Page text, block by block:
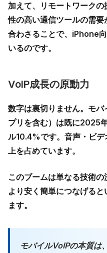
加えて、リモートワーク
性の高い通信ツールの需
合わさることで、 iPhone
いるのです。
VoIP成長の原動力
数字は裏切りません。モ
プリを含む）は既に2025
ル10.4%です。音声・ビ
上を占めています。
このブームは単なる技術
より安く簡単につなげる
ます。
モバイルVoIPの本質は